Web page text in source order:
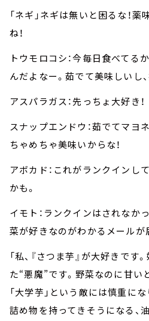
「ネギ」ネギは無いと困るな！
ね！
トウモロコシ：今毎日食べてる
んだよなー。茹でて美味しいし
アスパラガス：先っちょ大好き！
スナップエンドウ：茹でてマヨ
ちゃめちゃ美味いからな！
アボカド：これがランクインし
かも。
イモト：ランクインはされなか
菜が好きなのがわかるメールが
「私、『さつま芋』が大好きです
た“悪魔”です。野菜なのに甘い
「大学芋」という敵には慎重に
詰め物を持ってきそうになる、